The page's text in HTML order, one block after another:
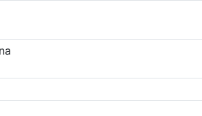
Il portale della
Ordini e Collegi